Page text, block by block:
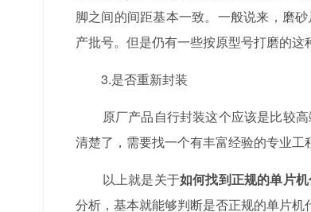
脚之间的间距基本一致。一般说来，磨
产批号。但是仍有一些按原型号打磨的这
3.是否重新封装
原厂产品自行封装这个应该是比较高
清楚了，需要找一个有丰富经验的专业工
以上就是关于如何找到正规的单片
分析，基本就能够判断是否正规的单片机